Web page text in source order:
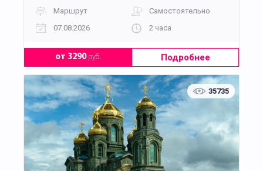
Маршрут
Самостоятельно
07.08.2026
2 часа
от 3290руб. Подробнее
35735